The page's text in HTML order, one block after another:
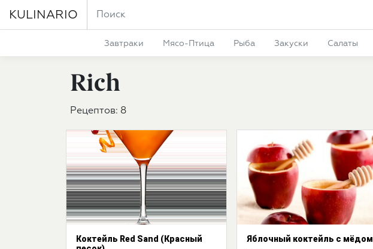
KULINARIO
Завтраки Мясо-Птица Рыба Закуски Салаты
Rich
Рецептов: 8
Коктейль Red Sand (Красный
Яблочный коктейль с мёдом